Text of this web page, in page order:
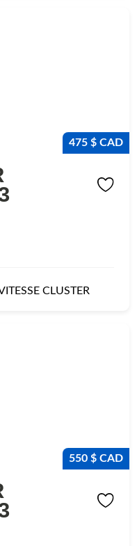
475 $ CAD
CLUSTER
550 $ CAD